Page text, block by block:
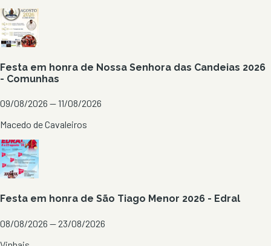
Festa em honra de Nossa Senhora das Candeias 2026
- Comunhas
09/08/2026 — 11/08/2026
Macedo de Cavaleiros
Festa em honra de São Tiago Menor 2026 - Edral
08/08/2026 — 23/08/2026